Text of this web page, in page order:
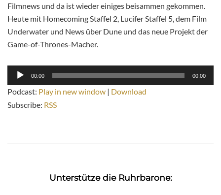
Filmnews und da ist wieder einiges beisammen gekommen.
Heute mit Homecoming Staffel 2, Lucifer Staffel 5, dem Film
Underwater und News über Dune und das neue Projekt der
Game-of-Thrones-Macher.
Audio-
Player
00:00 00:00
Podcast: Play in new window | Download
Subscribe: RSS
Unterstütze die Ruhrbarone: